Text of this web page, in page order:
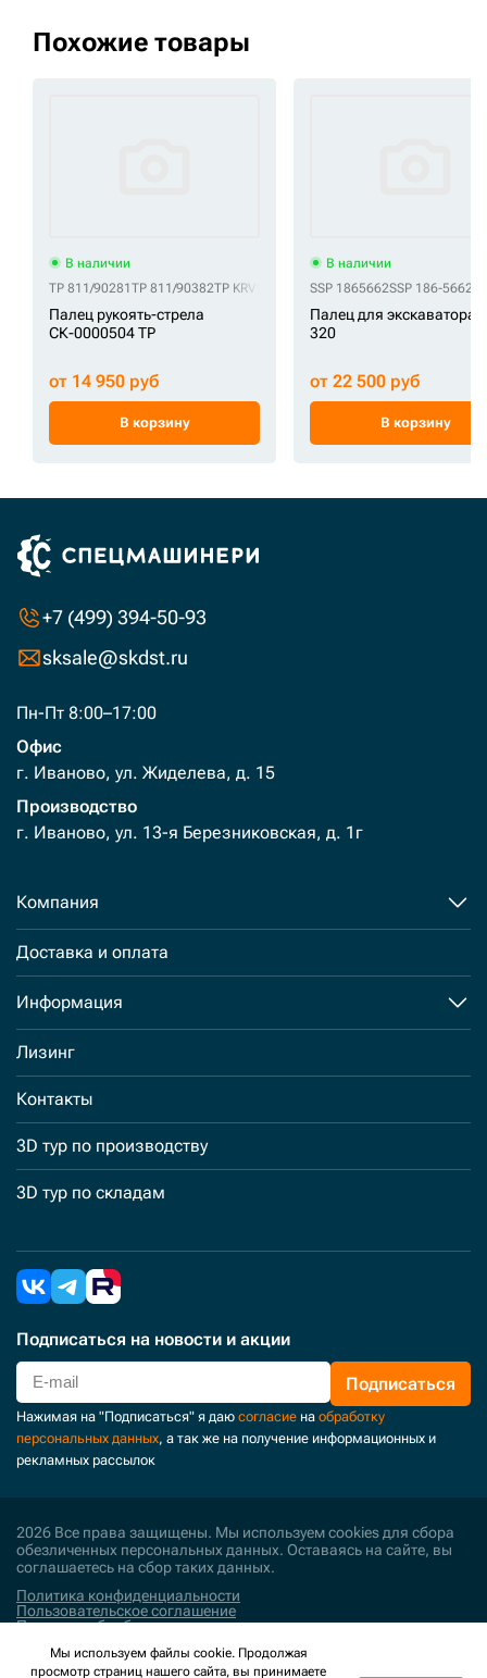
Похожие товары
В наличии
TP 811/90281 TP 811/90382TP KRV1380
Палец рукоять-стрела
СК-0000504 TP
от 14 950 руб
В корзину
В наличии
SSP 1865662SSP 186-5662
Палец для экскаватора
320
от 22 500 руб
В корзину
+7 (499) 394-50-93
sksale@skdst.ru
Пн-Пт 8:00–17:00
Офис
г. Иваново, ул. Жиделева, д. 15
Производство
г. Иваново, ул. 13-я Березниковская, д. 1г
Компания
Доставка и оплата
Информация
Лизинг
Контакты
3D тур по производству
3D тур по складам
Подписаться на новости и акции
Подписаться
Нажимая на "Подписаться" я даю согласие на обработку
персональных данных, а так же на получение информационных и
рекламных рассылок
2026 Все права защищены. Мы используем cookies для сбора
обезличенных персональных данных. Оставаясь на сайте, вы
соглашаетесь на сбор таких данных.
Политика конфиденциальности
Пользовательское соглашение
Политика обработки персональных данных
Поддержка и развитие
Мы используем файлы cookie. Продолжая
просмотр страниц нашего сайта, вы принимаете